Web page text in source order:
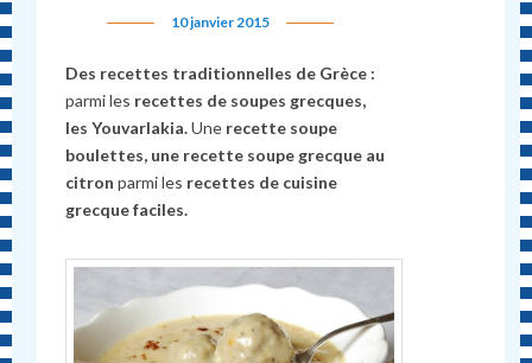
10 janvier 2015
Des recettes traditionnelles de Grèce :
parmi les recettes de soupes grecques,
les Youvarlakia.Une recette soupe
boulettes, une recette soupe grecque au
citronparmi les recettes de cuisine
grecque faciles.